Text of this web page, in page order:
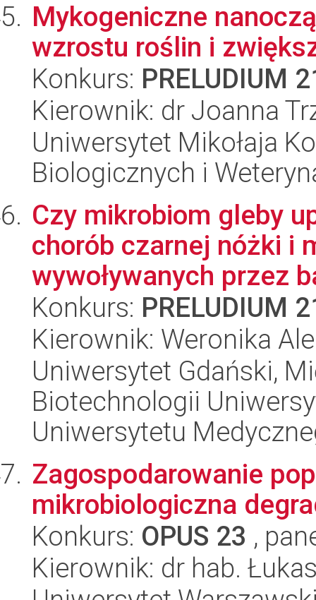
Mykogeniczne
wzrostu roślin i
Konkurs: PRELUDIUM
Kierownik: dr Joanna
Uniwersytet Mikołaja
Biologicznych i
Czy mikrobiom gleby
chorób czarnej nóżki i
wywoływanych przez
Konkurs: PRELUDIUM
Kierownik: Weronika
Uniwersytet Gdański,
Biotechnologii
Uniwersytetu
Zagospodarowanie
mikrobiologiczna
Konkurs: OPUS 23 ,
Kierownik: dr hab.